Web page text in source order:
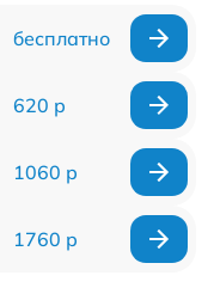
бесплатно
620 р
1060 р
1760 р